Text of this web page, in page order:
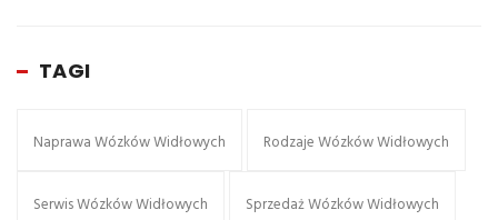
TAGI
Naprawa Wózków Widłowych Rodzaje Wózków Widłowych
Serwis Wózków Widłowych Sprzedaż Wózków Widłowych